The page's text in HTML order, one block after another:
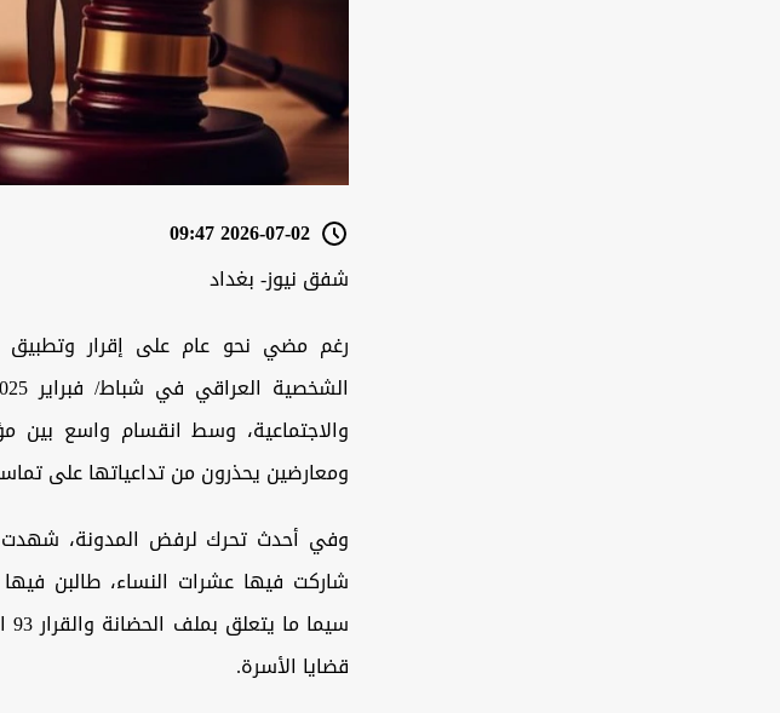
2026-07-02 09:47
شفق نيوز- بغداد
رغم مضي نحو عام على إقرار وتطبيق
والاجتماعية، وسط انقسام واسع بين
ومعارضين يحذرون من تداعياتها على
وفي أحدث تحرك لرفض المدونة، شهدت
شاركت فيها عشرات النساء، طالبن فيها
قضايا الأسرة.